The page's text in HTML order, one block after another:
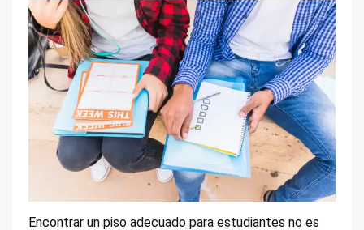
Encontrar un piso adecuado para estudiantes no es